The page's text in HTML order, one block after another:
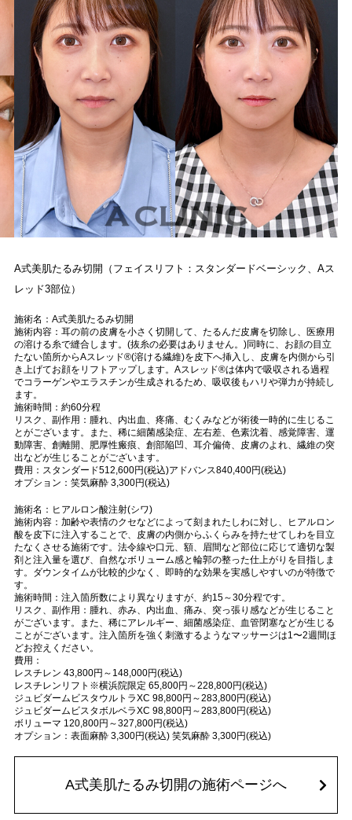
A式美肌たるみ切開（フェイスリフト：スタンダードベーシック、Aス
レッド3部位）
施術名：A式美肌たるみ切開
施術内容：耳の前の皮膚を小さく切開して、たるんだ皮膚を切除し、医療用
の溶ける糸で縫合します。(抜糸の必要はありません。)同時に、お顔の目立
たない箇所からAスレッド®(溶ける繊維)を皮下へ挿入し、皮膚を内側から引
き上げてお顔をリフトアップします。Aスレッド®は体内で吸収される過程
でコラーゲンやエラスチンが生成されるため、吸収後もハリや弾力が持続し
ます。
施術時間：約60分程
リスク、副作用：腫れ、内出血、疼痛、むくみなどが術後一時的に生じるこ
とがございます。また、稀に細菌感染症、左右差、色素沈着、感覚障害、運
動障害、創離開、肥厚性瘢痕、創部陥凹、耳介偏倚、皮膚のよれ、繊維の突
出などが生じることがございます。
費用：スタンダード512,600円(税込)アドバンス840,400円(税込)
オプション：笑気麻酔 3,300円(税込)
施術名：ヒアルロン酸注射(シワ)
施術内容：加齢や表情のクセなどによって刻まれたしわに対し、ヒアルロン
酸を皮下に注入することで、皮膚の内側からふくらみを持たせてしわを目立
たなくさせる施術です。法令線や口元、額、眉間など部位に応じて適切な製
剤と注入量を選び、自然なボリューム感と輪郭の整った仕上がりを目指しま
す。ダウンタイムが比較的少なく、即時的な効果を実感しやすいのが特徴で
す。
施術時間：注入箇所数により異なりますが、約15～30分程です。
リスク、副作用：腫れ、赤み、内出血、痛み、突っ張り感などが生じること
がございます。また、稀にアレルギー、細菌感染症、血管閉塞などが生じる
ことがございます。注入箇所を強く刺激するようなマッサージは1〜2週間ほ
どお控えください。
費用：
レスチレン 43,800円～148,000円(税込)
レスチレンリフト※横浜院限定 65,800円～228,800円(税込)
ジュビダームビスタウルトラXC 98,800円～283,800円(税込)
ジュビダームビスタボルベラXC 98,800円～283,800円(税込)
ボリューマ 120,800円～327,800円(税込)
オプション：表面麻酔 3,300円(税込) 笑気麻酔 3,300円(税込)
A式美肌たるみ切開の施術ページへ